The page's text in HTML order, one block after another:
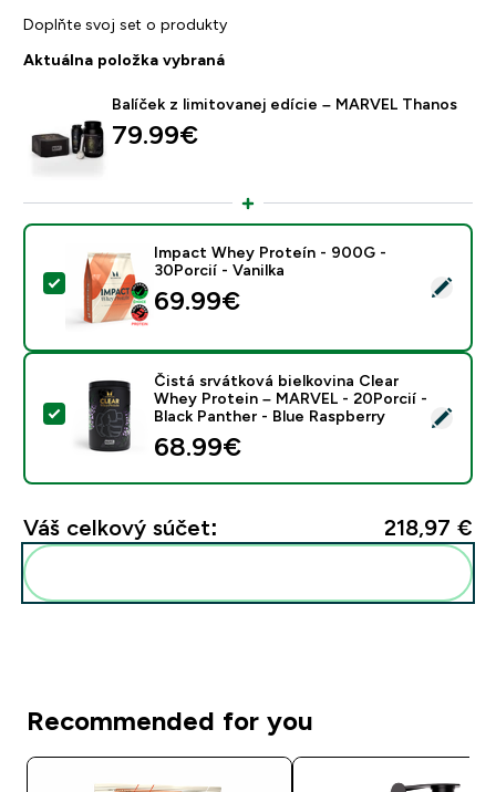
Doplňte svoj set o produkty
Aktuálna položka vybraná
Balíček z limitovanej edície – MARVEL Thanos
79.99€‎
Vybrať tento produkt - Impact Whey Proteín - 900G
Impact Whey Proteín - 900G -
30Porcií - Vanilka
69.99€‎
Vybrať tento produkt - Čistá srvátková bielkovina
Čistá srvátková bielkovina Clear
Whey Protein – MARVEL - 20Porcií -
Black Panther - Blue Raspberry
68.99€‎
Váš celkový súčet: 218,97 €‎
Recommended for you